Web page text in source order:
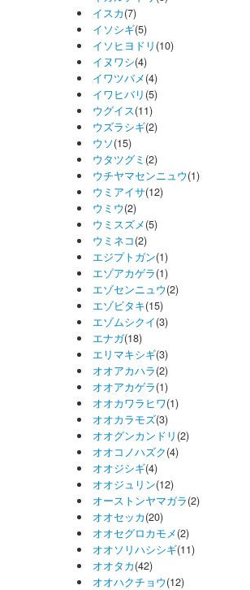
イスカ(7)
イソシギ(5)
イソヒヨドリ (10)
イヌワシ(4)
イワツバメ(4)
イワヒバリ (5)
ウグイス(11)
ウズラシギ(2)
ウソ(15)
ウタツグミ (2)
ウチヤマセンニュウ(1)
ウミアイサ(12)
ウミウ(2)
ウミスズメ(5)
ウミネコ(2)
エジプトガン(1)
エゾアカゲラ(1)
エゾセンニュウ(2)
エゾビタキ(15)
エゾムシクイ(3)
エナガ(18)
エリマキシギ(3)
オオアカハラ(2)
オオアカゲラ(1)
オオカワラヒワ(1)
オオカラモズ(3)
オオグンカンドリ (2)
オオコノハズク(4)
オオジシギ(4)
オオジュリン(12)
オーストンヤマガラ(2)
オオセッカ(20)
オオセグロカモメ(2)
オオソリハシシギ(11)
オオタカ(42)
オオハクチョウ(12)